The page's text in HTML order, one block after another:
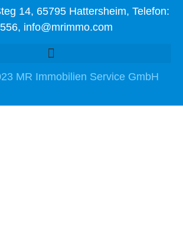
14, 65795 Hattersheim, Telefon:
info@mrimmo.com
MR Immobilien Service GmbH